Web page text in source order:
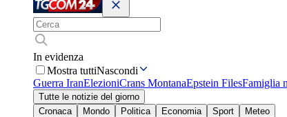
In evidenza
Mostra tuttiNascondi
Guerra IranElezioniCrans MontanaEpstein FilesFamiglia
Tutte le notizie del giorno
Cronaca
Mondo Politica Economia Sport
Meteo